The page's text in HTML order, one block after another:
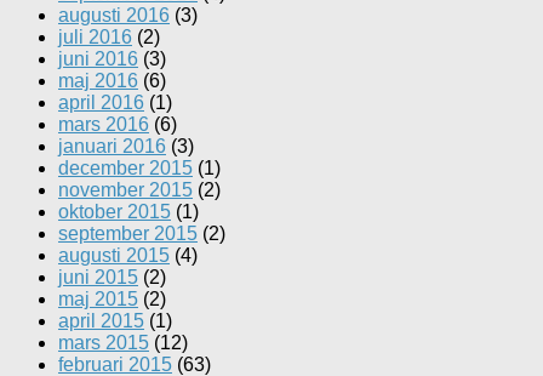
augusti 2016 (3)
juli 2016 (2)
juni 2016 (3)
maj 2016 (6)
april 2016 (1)
mars 2016 (6)
januari 2016 (3)
december 2015 (1)
november 2015 (2)
oktober 2015 (1)
september 2015 (2)
augusti 2015 (4)
juni 2015 (2)
maj 2015 (2)
april 2015 (1)
mars 2015 (12)
februari 2015 (63)